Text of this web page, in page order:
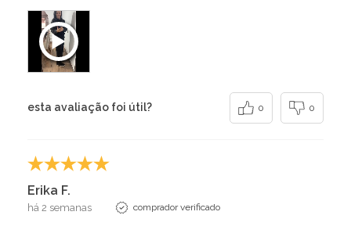
esta avaliação foi útil? 0 0
Erika F.
há 2 semanas comprador verificado